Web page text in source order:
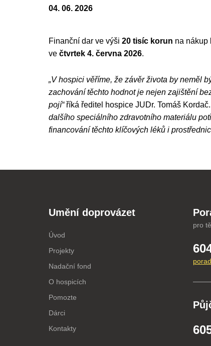
04. 06. 2026
Finanční dar ve výši 20 tisíc korun na nákup
ve čtvrtek 4. června 2026.
„V hospici věříme, že závěr života by neměl
zachování těchto hodnot je nejen zajištění
pojí“ říká ředitel hospice JUDr. Tomáš Kordač.
dalšího speciálního zdravotního materiálu
financování těchto klíčových léků i
Umění doprovázet
Úvod
Projekty
Nadační fond
O hospicích
Pomozte
Dárci
Kontakty
pro